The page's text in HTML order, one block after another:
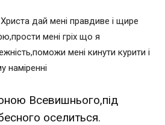
дай мені правдиве і щире
мені гріх що я
мені кинути курити і
наміренні
Всевишнього,під
оселиться.